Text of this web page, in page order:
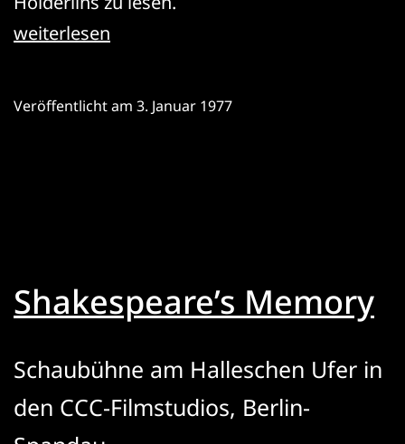
Friedrich
weiterlesen
Veröffentlicht am 3. Januar 1977
Shakespeare’s Memory
Schaubühne am Halleschen Ufer in
den CCC-Filmstudios, Berlin-